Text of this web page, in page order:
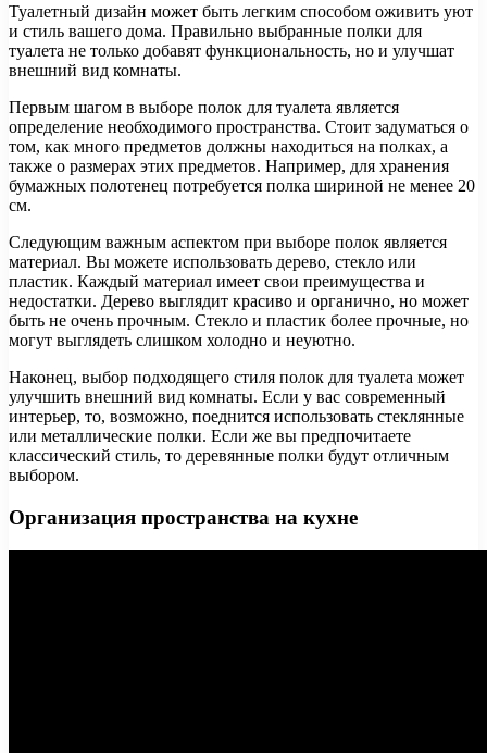
Туалетный дизайн может быть легким способом оживить уют
и стиль вашего дома. Правильно выбранные полки для
туалета не только добавят функциональность, но и улучшат
внешний вид комнаты.
Первым шагом в выборе полок для туалета является
определение необходимого пространства. Стоит задуматься о
том, как много предметов должны находиться на полках, а
также о размерах этих предметов. Например, для хранения
бумажных полотенец потребуется полка шириной не менее 20
см.
Следующим важным аспектом при выборе полок является
материал. Вы можете использовать дерево, стекло или
пластик. Каждый материал имеет свои преимущества и
недостатки. Дерево выглядит красиво и органично, но может
быть не очень прочным. Стекло и пластик более прочные, но
могут выглядеть слишком холодно и неуютно.
Наконец, выбор подходящего стиля полок для туалета может
улучшить внешний вид комнаты. Если у вас современный
интерьер, то, возможно, поеднится использовать стеклянные
или металлические полки. Если же вы предпочитаете
классический стиль, то деревянные полки будут отличным
выбором.
Организация пространства на кухне